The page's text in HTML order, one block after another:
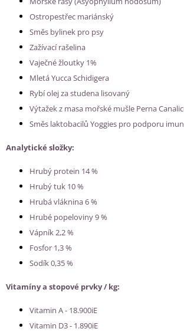
Ostropestřec mariánský
Směs bylinek pro psy
Zažívací rašelina
Vaječné žloutky 1%
Mletá Yucca Schidigera
Rybí olej za studena lisovaný
Výtažek z masa mořské mušle Perna
Směs laktobacilů Yoggies pro podporu
Analytické složky:
Hrubý protein 14 %
Hrubý tuk 10 %
Hrubá vláknina 6 %
Hrubé popeloviny 9 %
Vápník 2,2 %
Fosfor 1,3 %
Sodík 0,35 %
Vitamíny a stopové prvky / kg:
Vitamin A - 18.900iE
Vitamin D3 - 1.890iE